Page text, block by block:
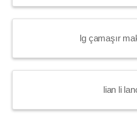
lg çamaşır
lian li